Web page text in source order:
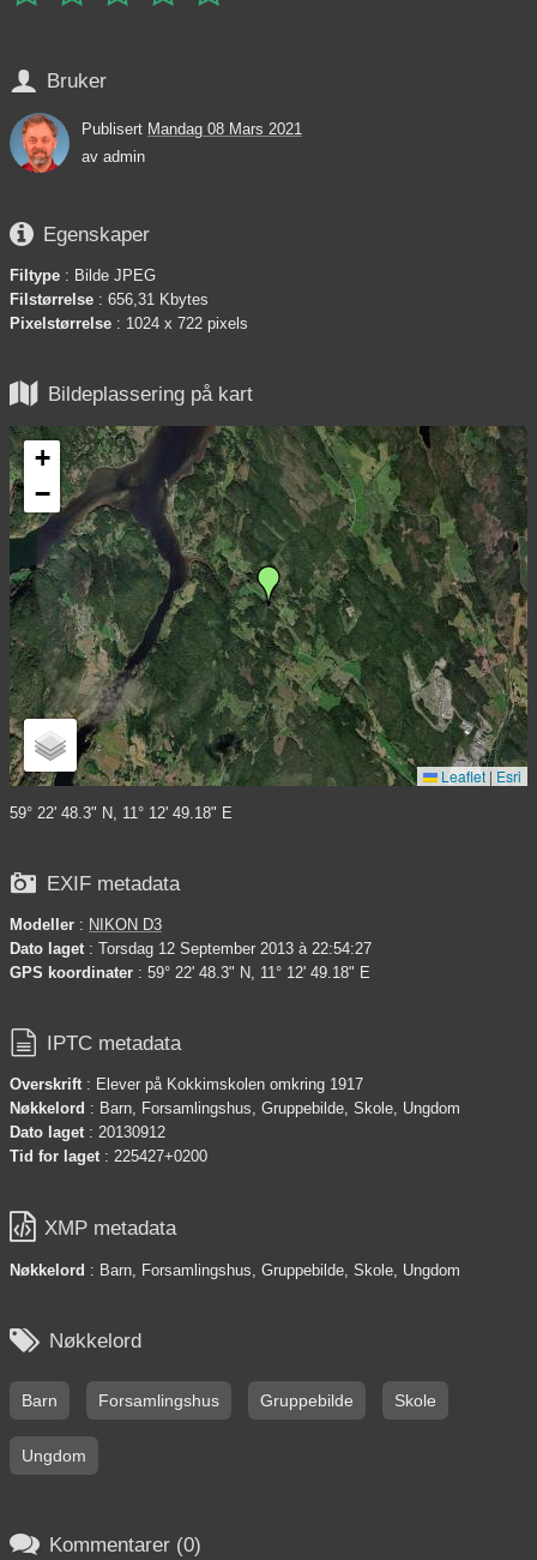
 Bruker
Publisert Mandag 08 Mars 2021
av admin
 Egenskaper
Filtype : Bilde JPEG
Filstørrelse : 656,31 Kbytes
Pixelstørrelse : 1024 x 722 pixels
 Bildeplassering på kart
+
−
Leaflet | Esri
59° 22' 48.3" N, 11° 12' 49.18" E
 EXIF metadata
Modeller : NIKON D3
Dato laget: Torsdag 12 September 2013 à 22:54:27
GPS koordinater : 59° 22' 48.3" N, 11° 12' 49.18" E
 IPTC metadata
Overskrift: Elever på Kokkimskolen omkring 1917
Nøkkelord : Barn, Forsamlingshus, Gruppebilde, Skole, Ungdom
Dato laget: 20130912
Tid for laget: 225427+0200
 XMP metadata
Nøkkelord : Barn, Forsamlingshus, Gruppebilde, Skole, Ungdom
 Nøkkelord
Barn Forsamlingshus Gruppebilde Skole
Ungdom
 Kommentarer (0)